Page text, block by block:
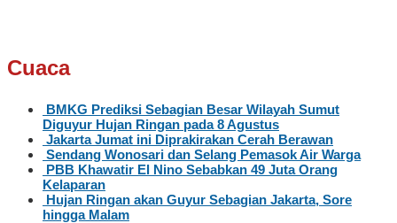
Cuaca
BMKG Prediksi Sebagian Besar Wilayah Sumut
Diguyur Hujan Ringan pada 8 Agustus
Jakarta Jumat ini Diprakirakan Cerah Berawan
Sendang Wonosari dan Selang Pemasok Air Warga
PBB Khawatir El Nino Sebabkan 49 Juta Orang
Kelaparan
Hujan Ringan akan Guyur Sebagian Jakarta, Sore
hingga Malam